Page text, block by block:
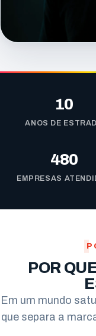
10
ANOS DE
480
EMPRESAS
POR
Em um mundo
que separa a